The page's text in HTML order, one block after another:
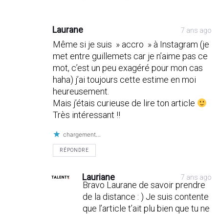
Laurane 7 ans ago
Même si je suis » accro » à Instagram (je
met entre guillemets car je n’aime pas ce
mot, c’est un peu exagéré pour mon cas
haha) j’ai toujours cette estime en moi
heureusement.
Mais j’étais curieuse de lire ton article
Très intéressant !!
chargement…
RÉPONDRE
Lauriane 7 ans ago
Bravo Laurane de savoir prendre
de la distance : ) Je suis contente
que l’article t’ait plu bien que tu ne